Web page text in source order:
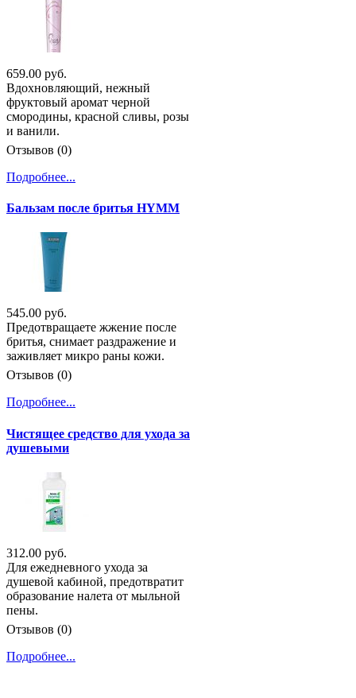
659.00 руб.
Вдохновляющий, нежный
фруктовый аромат черной
смородины, красной сливы, розы
и ванили.
Отзывов (0)
Подробнее...
Бальзам после бритья HYMM
545.00 руб.
Предотвращаете жжение после
бритья, снимает раздражение и
заживляет микро раны кожи.
Отзывов (0)
Подробнее...
Чистящее средство для ухода за
душевыми
312.00 руб.
Для ежедневного ухода за
душевой кабиной, предотвратит
образование налета от мыльной
пены.
Отзывов (0)
Подробнее...